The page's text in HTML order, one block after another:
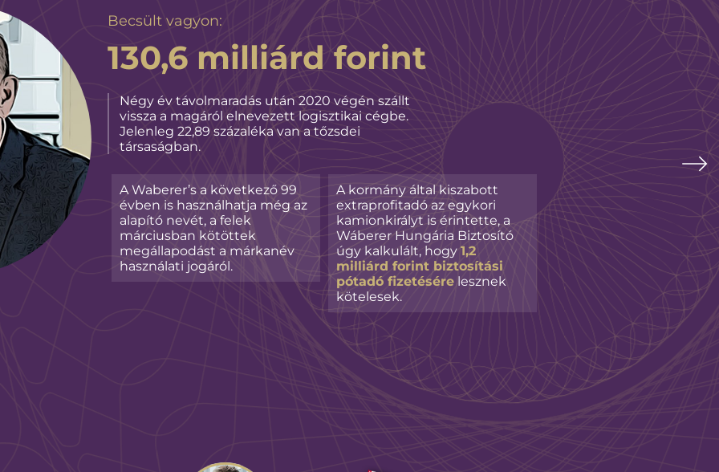
Becsült vagyon:
130,6 milliárd forint
Négy év távolmaradás után 2020 végén szállt
vissza a magáról elnevezett logisztikai cégbe.
Jelenleg 22,89 százaléka van a tőzsdei
társaságban.
A Waberer’s a következő 99
évben is használhatja még az
alapító nevét, a felek
márciusban kötöttek
megállapodást a márkanév
használati jogáról.
A kormány által kiszabott
extraprofitadó az egykori
kamionkirályt is érintette, a
Wáberer Hungária Biztosító
úgy kalkulált, hogy 1,2
milliárd forint biztosítási
pótadó fizetésére lesznek
kötelesek.